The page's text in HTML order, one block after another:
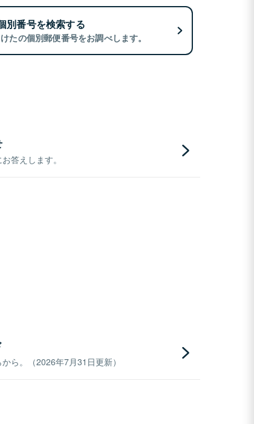
別番号を検索する
たの個別郵便番号をお調べします。
答えします。
ら。（2026年7月31日更新）